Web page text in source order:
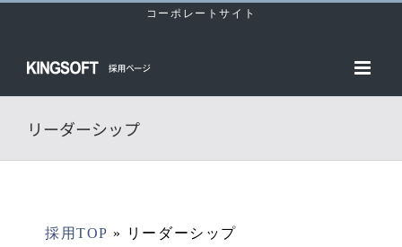
Skip
コーポレートサイト
リーダーシップ
採用TOP » リーダーシップ